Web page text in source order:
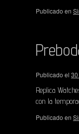
Publicado en
Publicado el
Replica
con la
Publicado en